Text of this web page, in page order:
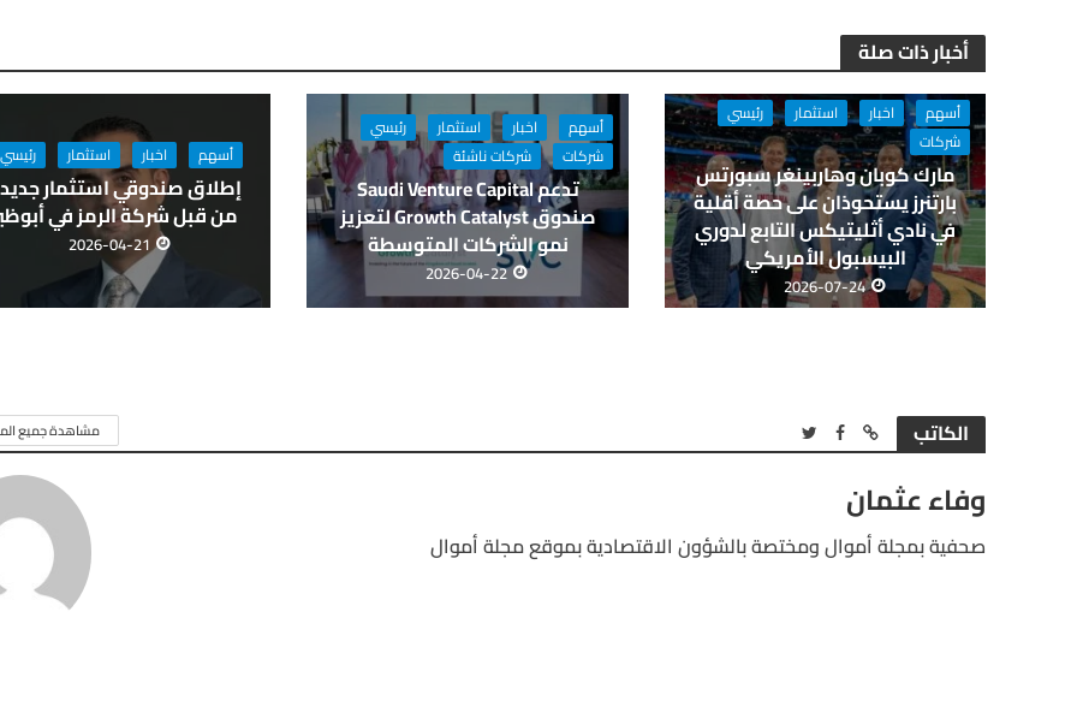
b
o
o
k
er
A
p
p
n
m أخبار ذات صلة
أسهم اخبار استثمار
رئيسي
شركات
مارك كوبان وهاربينغر سبورتس
بارتنرز يستحوذان على حصة أقلية
في نادي أثليتيكس التابع لدوري
البيسبول الأمريكي
2026-07-24
أسهم اخبار استثمار
رئيسي
شركات
شركات ناشئة
تدعم Saudi Venture Capital
صندوق Growth Catalyst لتعزيز
نمو الشركات المتوسطة
2026-04-22
أسهم اخبار استثمار رئيسي
إطلاق صندوقي استثمار
من قبل شركة الرمز في
2026-04-21
الكاتب مشاهدة جميع
وفاء عثمان
صحفية بمجلة أموال ومختصة بالشؤون الاقتصادية بموقع مجلة أموال